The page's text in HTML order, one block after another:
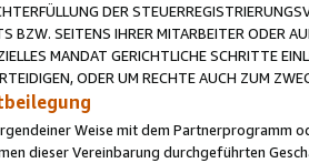
DER
BZW. SEITENS IHRER MITARBEITER ODER
MANDAT GERICHTLICHE SCHRITTE
ODER UM RECHTE AUCH ZUM
Weise mit dem Partnerprogramm
dieser Vereinbarung durchgeführten